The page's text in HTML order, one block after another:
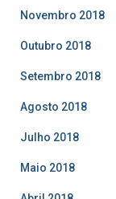
Novembro 2018
Outubro 2018
Setembro 2018
Agosto 2018
Julho 2018
Maio 2018